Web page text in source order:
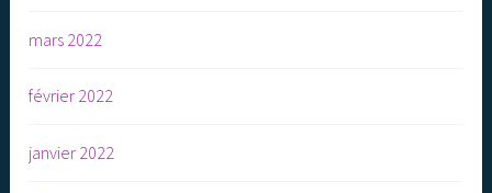
mars 2022
février 2022
janvier 2022